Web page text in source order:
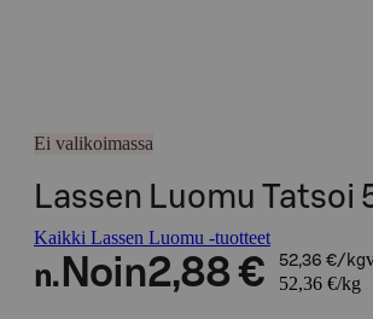
Ei valikoimassa
Lassen Luomu Tatsoi
Kaikki Lassen Luomu -tuotteet
n. Noin2,88 € 52,36 €/kg
52,36 €/kg